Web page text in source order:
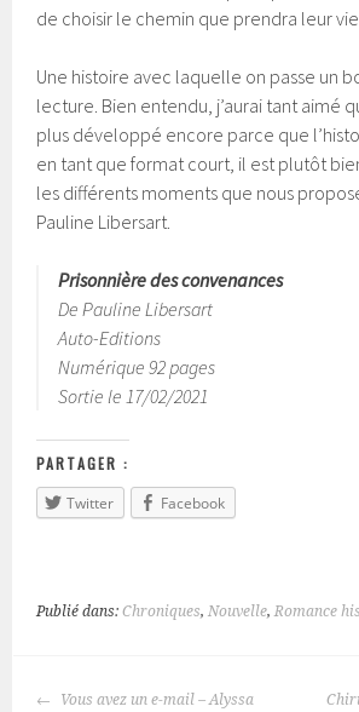
de choisir le chemin que prendra leur
Une histoire avec laquelle on passe un
lecture. Bien entendu, j’aurai tant aimé
plus développé encore parce que
en tant que format court, il est plutôt
les différents moments que nous
Pauline Libersart.
Prisonnière des convenances
De Pauline Libersart
Auto-Editions
Numérique 92 pages
Sortie le 17/02/2021
PARTAGER :
Twitter
Facebook
Publié dans:Chroniques, Nouvelle, Romance
Vous avez un e-mail – Alyssa